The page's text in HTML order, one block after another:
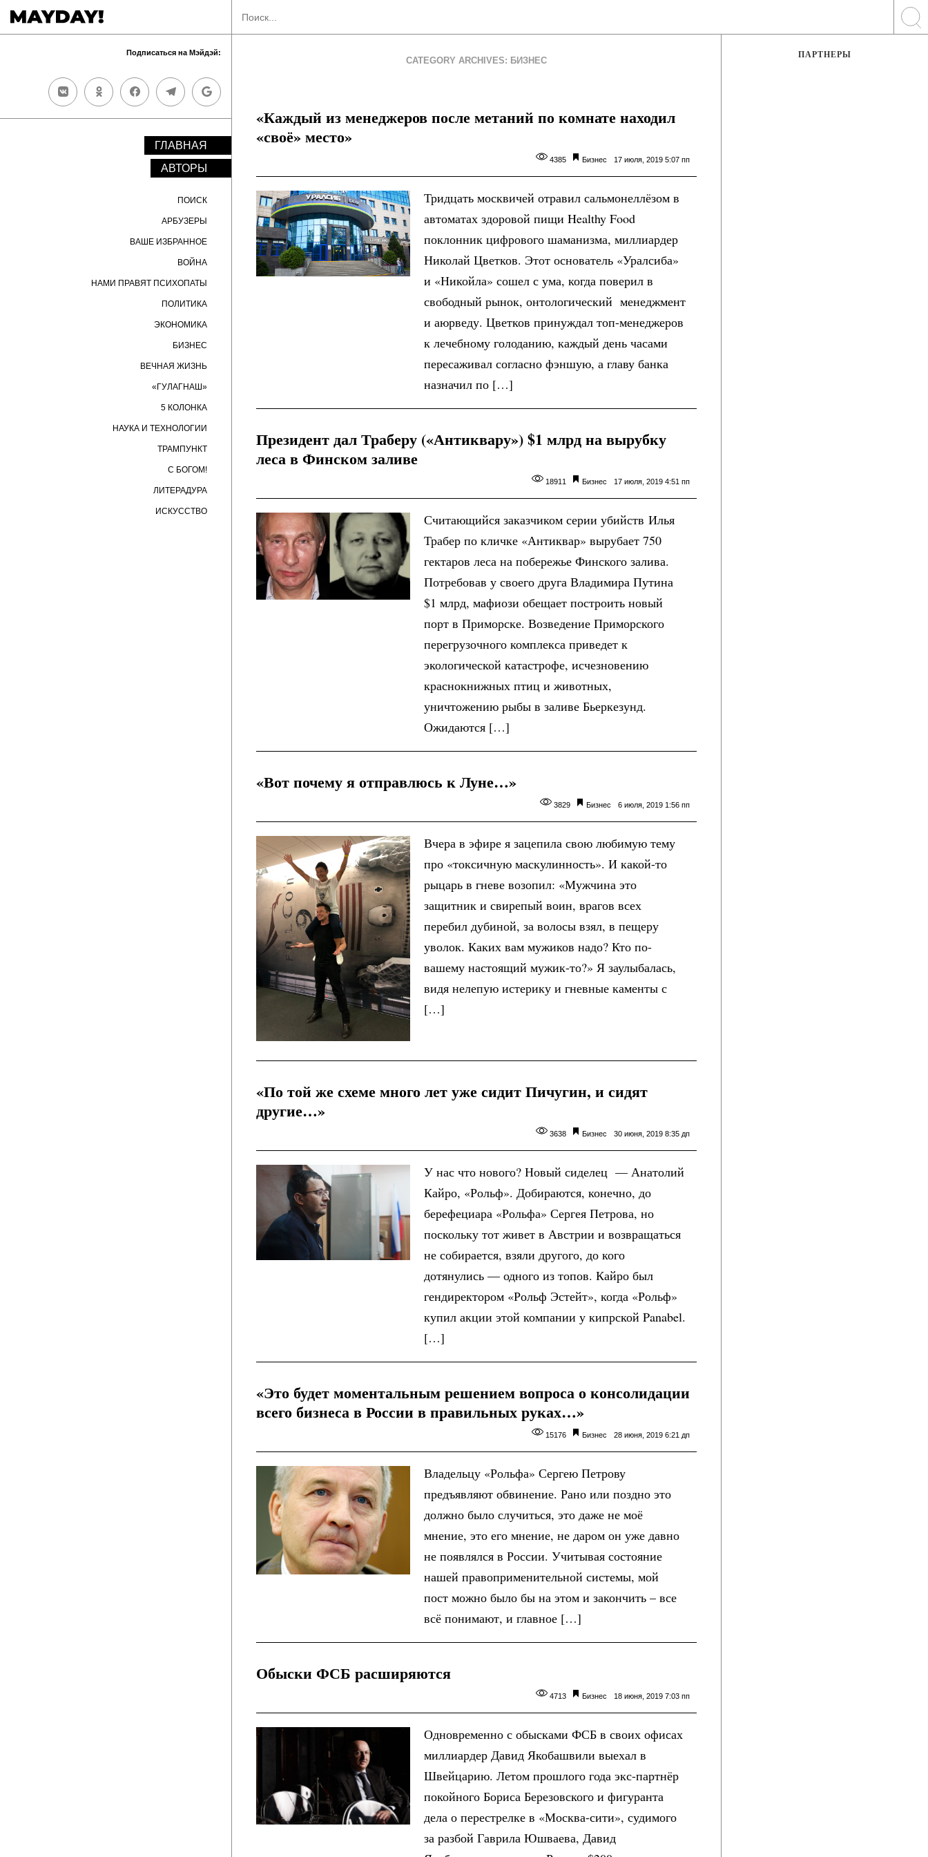
Подписаться на Мэйдэй:
ГЛАВНАЯ
АВТОРЫ
ПОИСК
АРБУЗЕРЫ
ВАШЕ ИЗБРАННОЕ
ВОЙНА
НАМИ ПРАВЯТ ПСИХОПАТЫ
ПОЛИТИКА
ЭКОНОМИКА
БИЗНЕС
ВЕЧНАЯ ЖИЗНЬ
«ГУЛАГНАШ»
5 КОЛОНКА
НАУКА И ТЕХНОЛОГИИ
ТРАМПУНКТ
С БОГОМ!
ЛИТЕРАДУРА
ИСКУССТВО
CATEGORY ARCHIVES: БИЗНЕС
«Каждый из менеджеров после метаний по комнате находил
«своё» место»
17 июля, 2019 5:07 пп
Бизнес
4385
Тридцать москвичей отравил сальмонеллёзом в
автоматах здоровой пищи Healthy Food
поклонник цифрового шаманизма, миллиардер
Николай Цветков. Этот основатель «Уралсиба»
и «Никойла» сошел с ума, когда поверил в
свободный рынок, онтологический менеджмент
и аюрведу. Цветков принуждал топ-менеджеров
к лечебному голоданию, каждый день часами
пересаживал согласно фэншую, а главу банка
назначил по […]
Президент дал Траберу («Антиквару») $1 млрд на вырубку
леса в Финском заливе
17 июля, 2019 4:51 пп
Бизнес
18911
Считающийся заказчиком серии убийств Илья
Трабер по кличке «Антиквар» вырубает 750
гектаров леса на побережье Финского залива.
Потребовав у своего друга Владимира Путина
$1 млрд, мафиози обещает построить новый
порт в Приморске. Возведение Приморского
перегрузочного комплекса приведет к
экологической катастрофе, исчезновению
краснокнижных птиц и животных,
уничтожению рыбы в заливе Бьеркезунд.
Ожидаются […]
«Вот почему я отправлюсь к Луне…»
6 июля, 2019 1:56 пп
Бизнес
3829
Вчера в эфире я зацепила свою любимую тему
про «токсичную маскулинность». И какой-то
рыцарь в гневе возопил: «Мужчина это
защитник и свирепый воин, врагов всех
перебил дубиной, за волосы взял, в пещеру
уволок. Каких вам мужиков надо? Кто по-
вашему настоящий мужик-то?» Я заулыбалась,
видя нелепую истерику и гневные каменты с
[…]
«По той же схеме много лет уже сидит Пичугин, и сидят
другие…»
30 июня, 2019 8:35 дп
Бизнес
3638
У нас что нового? Новый сиделец — Анатолий
Кайро, «Рольф». Добираются, конечно, до
берефециара «Рольфа» Сергея Петрова, но
поскольку тот живет в Австрии и возвращаться
не собирается, взяли другого, до кого
дотянулись — одного из топов. Кайро был
гендиректором «Рольф Эстейт», когда «Рольф»
купил акции этой компании у кипрской Panabel.
[…]
«Это будет моментальным решением вопроса о консолидации
всего бизнеса в России в правильных руках…»
28 июня, 2019 6:21 дп
Бизнес
15176
Владельцу «Рольфа» Сергею Петрову
предъявляют обвинение. Рано или поздно это
должно было случиться, это даже не моё
мнение, это его мнение, не даром он уже давно
не появлялся в России. Учитывая состояние
нашей правоприменительной системы, мой
пост можно было бы на этом и закончить – все
всё понимают, и главное […]
Обыски ФСБ расширяются
18 июня, 2019 7:03 пп
Бизнес
4713
Одновременно с обысками ФСБ в своих офисах
миллиардер Давид Якобашвили выехал в
Швейцарию. Летом прошлого года экс-партнёр
покойного Бориса Березовского и фигуранта
дела о перестрелке в «Москва-сити», судимого
за разбой Гаврила Юшваева, Давид
ПАРТНЕРЫ